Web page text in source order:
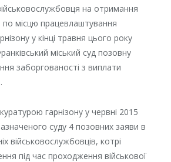
на отримання
по місцю працевлаштування
у кінці травня цього року
міський суд позовну
заборгованості з виплати
гарнізону у червні 2015
суду 4 позовних заяви в
військовослужбовців, котрі
під час проходження військової